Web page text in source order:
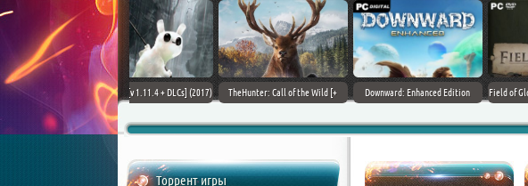
World [v 1.11.4 + DLCs] (2017)
PC | Лицензия
TheHunter: Call of the Wild [+
Downward: Enhanced Edition
Field of Glory II [+ DLCs] (2017) PC |
Торрент игры